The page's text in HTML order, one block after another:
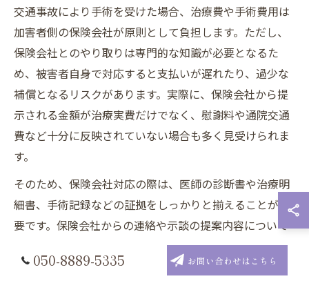
交通事故により手術を受けた場合、治療費や手術費用は
加害者側の保険会社が原則として負担します。ただし、
保険会社とのやり取りは専門的な知識が必要となるた
め、被害者自身で対応すると支払いが遅れたり、過少な
補償となるリスクがあります。実際に、保険会社から提
示される金額が治療実費だけでなく、慰謝料や通院交通
費など十分に反映されていない場合も多く見受けられま
す。
そのため、保険会社対応の際は、医師の診断書や治療明
細書、手術記録などの証拠をしっかりと揃えることが重
要です。保険会社からの連絡や示談の提案内容について
も記録を残し、納得できない場合は弁護士に相談するこ
とで、より適正な補償を受けやすくなります。特に秋田
050-8889-5335 お問い合わせはこちら